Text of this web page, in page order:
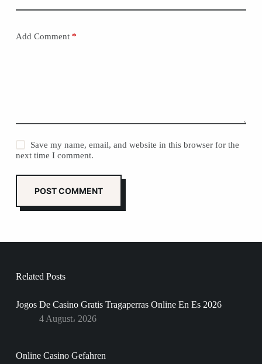
Add Comment*
Save my name, email, and website in this browser for the
next time I comment.
POST COMMENT
Related Posts
Jogos De Casino Gratis Tragaperras Online En Es 2026
4 August، 2026
Online Casino Gefahren